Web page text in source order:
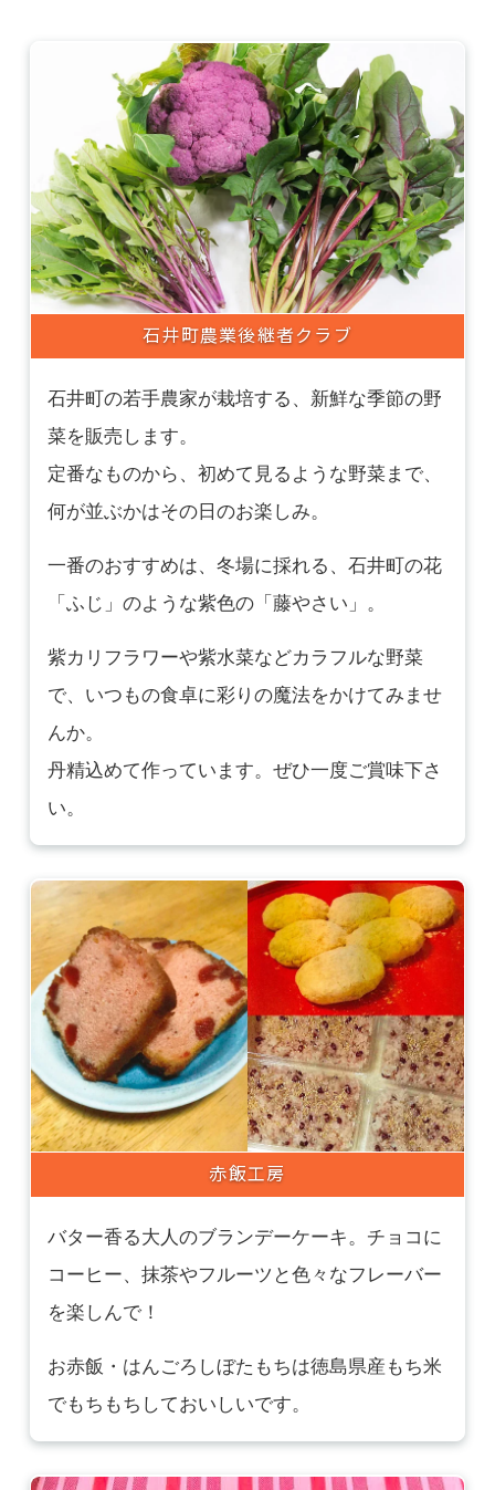
石井町農業後継者クラブ
石井町の若手農家が栽培する、新鮮な季節の野
菜を販売します。
定番なものから、初めて見るような野菜まで、
何が並ぶかはその日のお楽しみ。
一番のおすすめは、冬場に採れる、石井町の花
「ふじ」のような紫色の「藤やさい」。
紫カリフラワーや紫水菜などカラフルな野菜
で、いつもの食卓に彩りの魔法をかけてみませ
んか。
丹精込めて作っています。ぜひ一度ご賞味下さ
い。
赤飯工房
バター香る大人のブランデーケーキ。チョコに
コーヒー、抹茶やフルーツと色々なフレーバー
を楽しんで！
お赤飯・はんごろしぼたもちは徳島県産もち米
でもちもちしておいしいです。